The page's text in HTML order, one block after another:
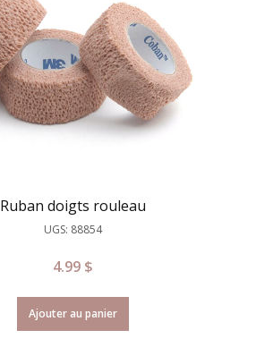
Ruban doigts rouleau
UGS: 88854
4.99 $
Ajouter au panier